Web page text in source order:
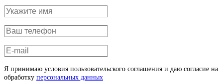
Я принимаю условия пользовательского соглашения и даю согласие на
обработку персональных данных